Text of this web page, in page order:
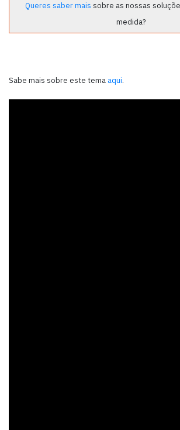
Queres saber mais sobre as nossas
medida?
Sabe mais sobre este tema aqui.